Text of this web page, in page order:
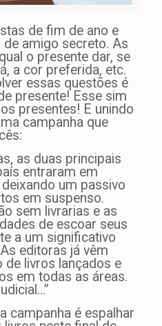
de fim de ano e
amigo secreto. As
o presente dar, se
a cor preferida, etc.
essas questões é
presente! Esse sim
presentes! E unindo
campanha que
as duas principais
entraram em
um passivo
em suspenso.
sem livrarias e as
de escoar seus
a um significativo
editoras já vêm
de livros lançados e
em todas as áreas.
campanha é espalhar